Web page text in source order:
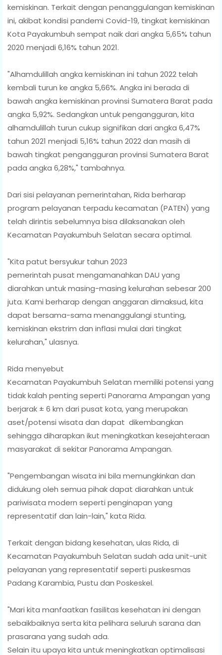
kemiskinan. Terkait dengan penanggulangan kemiskinan
ini, akibat kondisi pandemi Covid-19, tingkat kemiskinan
Kota Payakumbuh sempat naik dari angka 5,65% tahun
2020 menjadi 6,16% tahun 2021.
"Alhamdulillah angka kemiskinan ini tahun 2022 telah
kembali turun ke angka 5,66%. Angka ini berada di
bawah angka kemiskinan provinsi Sumatera Barat pada
angka 5,92%. Sedangkan untuk pengangguran, kita
alhamdulillah turun cukup signifikan dari angka 6,47%
tahun 2021 menjadi 5,16% tahun 2022 dan masih di
bawah tingkat pengangguran provinsi Sumatera Barat
pada angka 6,28%," tambahnya.
Dari sisi pelayanan pemerintahan, Rida berharap
program pelayanan terpadu kecamatan (PATEN) yang
telah dirintis sebelumnya bisa dilaksanakan oleh
Kecamatan Payakumbuh Selatan secara optimal.
"Kita patut bersyukur tahun 2023
pemerintah pusat mengamanahkan DAU yang
diarahkan untuk masing-masing kelurahan sebesar 200
juta. Kami berharap dengan anggaran dimaksud, kita
dapat bersama-sama menanggulangi stunting,
kemiskinan ekstrim dan inflasi mulai dari tingkat
kelurahan," ulasnya.
Rida menyebut
Kecamatan Payakumbuh Selatan memiliki potensi yang
tidak kalah penting seperti Panorama Ampangan yang
berjarak ± 6 km dari pusat kota, yang merupakan
aset/potensi wisata dan dapat dikembangkan
sehingga diharapkan ikut meningkatkan kesejahteraan
masyarakat di sekitar Panorama Ampangan.
"Pengembangan wisata ini bila memungkinkan dan
didukung oleh semua pihak dapat diarahkan untuk
pariwisata modern seperti penginapan yang
representatif dan lain-lain," kata Rida.
Terkait dengan bidang kesehatan, ulas Rida, di
Kecamatan Payakumbuh Selatan sudah ada unit-unit
pelayanan yang representatif seperti puskesmas
Padang Karambia, Pustu dan Poskeskel.
"Mari kita manfaatkan fasilitas kesehatan ini dengan
sebaikbaiknya serta kita pelihara seluruh sarana dan
prasarana yang sudah ada.
Selain itu upaya kita untuk meningkatkan optimalisasi